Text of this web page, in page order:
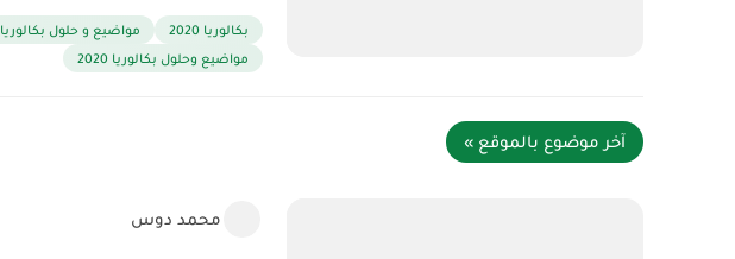
بكالوريا 2020
مواضيع و حلول بكالوريا 2020 شعبة اداب و فلسفة
مواضيع وحلول بكالوريا 2020
آخر موضوع بالموقع »
محمد دوس